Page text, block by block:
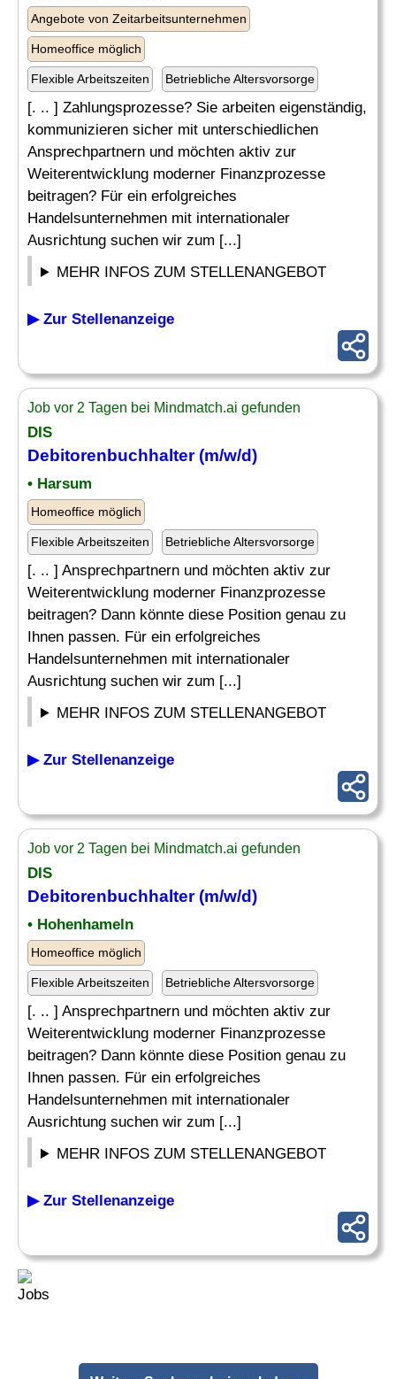
Angebote von Zeitarbeitsunternehmen
Homeoffice möglich
Flexible Arbeitszeiten Betriebliche Altersvorsorge
[. .. ] Zahlungsprozesse? Sie arbeiten eigenständig,
kommunizieren sicher mit unterschiedlichen
Ansprechpartnern und möchten aktiv zur
Weiterentwicklung moderner Finanzprozesse
beitragen? Für ein erfolgreiches
Handelsunternehmen mit internationaler
Ausrichtung suchen wir zum [...]
MEHR INFOS ZUM STELLENANGEBOT
▶ Zur Stellenanzeige
Job vor 2 Tagen bei Mindmatch.ai gefunden
DIS
Debitorenbuchhalter(m/w/d)
• Harsum
Homeoffice möglich
Flexible Arbeitszeiten Betriebliche Altersvorsorge
[. .. ] Ansprechpartnern und möchten aktiv zur
Weiterentwicklung moderner Finanzprozesse
beitragen? Dann könnte diese Position genau zu
Ihnen passen. Für ein erfolgreiches
Handelsunternehmen mit internationaler
Ausrichtung suchen wir zum [...]
MEHR INFOS ZUM STELLENANGEBOT
▶ Zur Stellenanzeige
Job vor 2 Tagen bei Mindmatch.ai gefunden
DIS
Debitorenbuchhalter(m/w/d)
• Hohenhameln
Homeoffice möglich
Flexible Arbeitszeiten Betriebliche Altersvorsorge
[. .. ] Ansprechpartnern und möchten aktiv zur
Weiterentwicklung moderner Finanzprozesse
beitragen? Dann könnte diese Position genau zu
Ihnen passen. Für ein erfolgreiches
Handelsunternehmen mit internationaler
Ausrichtung suchen wir zum [...]
MEHR INFOS ZUM STELLENANGEBOT
▶ Zur Stellenanzeige